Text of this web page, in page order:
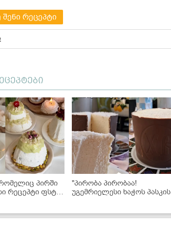
რეცეპტი
პირში
რეცეპტი ფსტის
"პირობა პირობაა!
უგემრიელესი ხაჭოს პასკის
რეცეპტი